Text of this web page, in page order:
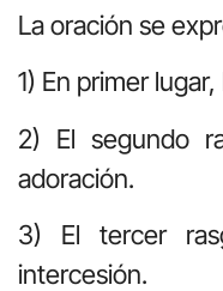
La oración se
1) En primer
2) El segundo
adoración.
3) El tercer
intercesión.